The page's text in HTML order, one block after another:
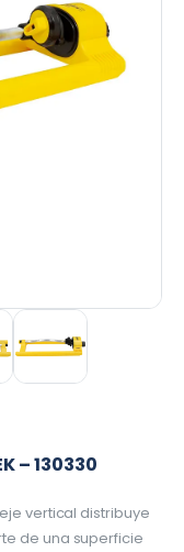
– 130330
vertical distribuye
de una superficie